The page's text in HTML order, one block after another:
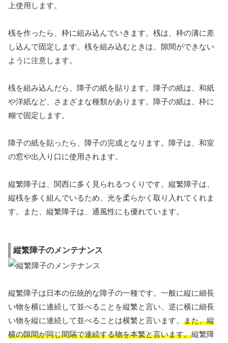
上使用します。
桟を作ったら、枠に組み込んでいきます。桟は、枠の溝に差
し込んで固定します。桟を組み込むときは、隙間ができない
ように注意します。
桟を組み込んだら、障子の紙を貼ります。障子の紙は、和紙
や洋紙など、さまざまな種類があります。障子の紙は、枠に
糊で固定します。
障子の紙を貼ったら、障子の完成となります。障子は、和室
の窓や出入り口に使用されます。
縦繁障子は、関西に多く見られるつくりです。縦繁障子は、
縦桟を多く組んでいるため、光を柔らかく取り入れてくれま
す。また、縦繁障子は、通風性にも優れています。
縦繁障子のメンテナンス
縦繁障子は日本の伝統的な障子の一種です。一般に縦に細長
い物を横に連続して並べることを縦繁と言い、逆に横に細長
い物を縦に連続して並べることは横繁と言います。 また、縦
横の隙間が同じ間隔で連続する物を本繁と言います。縦繁障